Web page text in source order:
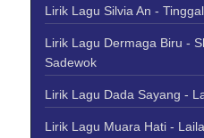
Lirik Lagu Silvia An -
Lirik Lagu Dermaga Biru -
Sadewok
Lirik Lagu Dada Sayang -
Lirik Lagu Muara Hati -